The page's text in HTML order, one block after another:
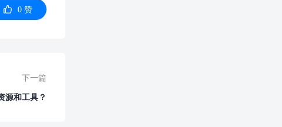
 0 赞
下一篇
源和工具？